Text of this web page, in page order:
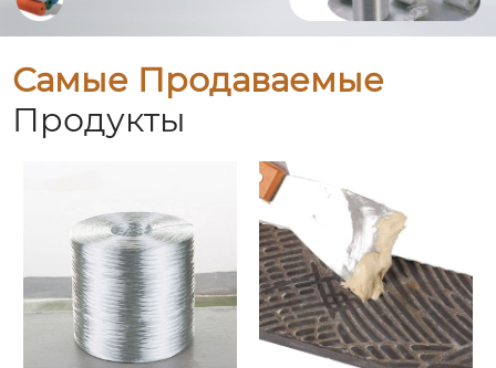
Самые Продаваемые
Продукты